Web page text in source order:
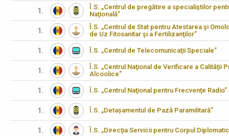
1.
Î.S. „Centrul de pregătire a specialiştilor
Naţională”
1.
Î.S. „Centrul de Stat pentru Atestarea şi
de Uz Fitosanitar şi a Fertilizanţilor”
1. Î.S. „Centrul de Telecomunicaţii Speciale”
1.
Î.S. „Centrul Naţional de Verificare a Calităţii
Alcoolice”
1. Î.S. „Centrul Naţional pentru Frecvenţe Radio”
1. Î.S. „Detașamentul de Pază Paramilitară”
1. Î.S. „Direcţia Servicii pentru Corpul